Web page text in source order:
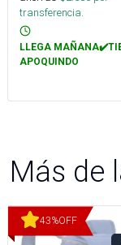
transferencia.
LLEGA
APOQUINDO
Más de
43%OFF